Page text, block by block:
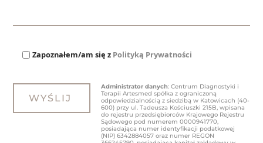
Zapoznałem/am się z Polityką Prywatności
Administrator danych: Centrum Diagnostyki i
Terapii Artesmed spółka z ograniczoną
odpowiedzialnością z siedzibą w Katowicach (40-
600) przy ul. Tadeusza Kościuszki 215B, wpisana
do rejestru przedsiębiorców Krajowego Rejestru
Sądowego pod numerem 0000941770,
posiadająca numer identyfikacji podatkowej
(NIP) 6342884057 oraz numer REGON